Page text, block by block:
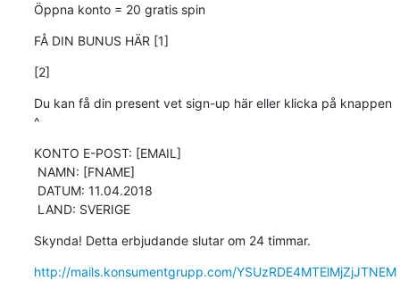
Öppna konto = 20 gratis spin
FÅ DIN BUNUS HÄR [1]
[2]
Du kan få din present vet sign-up här eller klicka på knappen
^
KONTO E-POST: [EMAIL]
LAND: SVERIGE
Skynda! Detta erbjudande slutar om 24 timmar.
http://mails.konsumentgrupp.com/YSUzRDE4MTElMjZjJTNEM